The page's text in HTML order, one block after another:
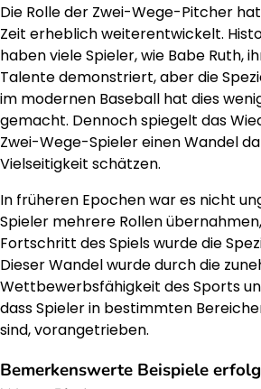
Die Rolle der Zwei-Wege-Pitcher
Zeit erheblich weiterentwickelt.
haben viele Spieler, wie Babe Ruth,
Talente demonstriert, aber die
im modernen Baseball hat dies
gemacht. Dennoch spiegelt das
Zwei-Wege-Spieler einen Wandel
Vielseitigkeit schätzen.
In früheren Epochen war es nicht
Spieler mehrere Rollen
Fortschritt des Spiels wurde die
Dieser Wandel wurde durch die
Wettbewerbsfähigkeit des Sports
dass Spieler in bestimmten
sind, vorangetrieben.
Bemerkenswerte Beispiele